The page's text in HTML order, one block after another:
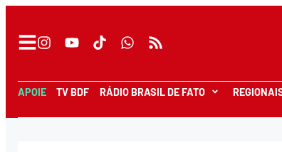
APOIE TV BDF RÁDIO BRASIL DE FATO